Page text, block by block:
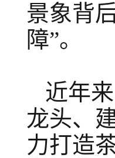
景象背
障”。
近年
龙头、
力打造